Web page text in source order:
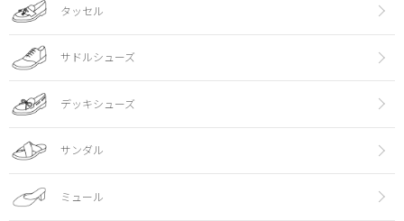
タッセル
サドルシューズ
デッキシューズ
サンダル
ミュール